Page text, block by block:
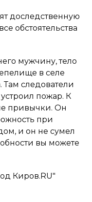
доследственную
обстоятельства
мужчину, тело
в селе
следователи
пожар. К
привычки. Он
при
и он не сумел
вы можете
Киров.RU"